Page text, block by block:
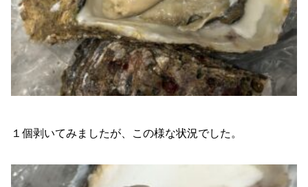
１個剥いてみましたが、この様な状況でした。